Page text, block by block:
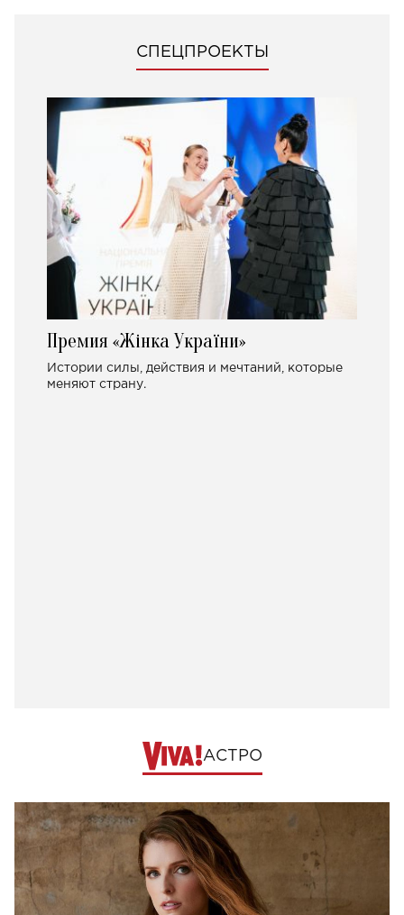
СПЕЦПРОЕКТЫ
Премия «Жінка України»
Истории силы, действия и мечтаний, которые
меняют страну.
АСТРО